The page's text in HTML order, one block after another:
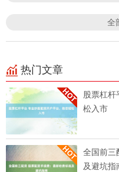
全
热门文章
股票杠杆
松入市
全国前三
及避坑指